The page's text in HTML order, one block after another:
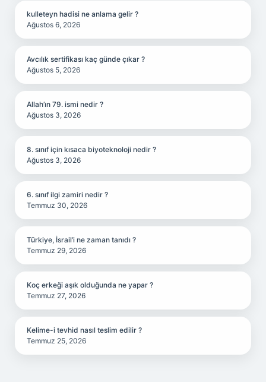
kulleteyn hadisi ne anlama gelir ?
Ağustos 6, 2026
Avcılık sertifikası kaç günde çıkar ?
Ağustos 5, 2026
Allah’ın 79. ismi nedir ?
Ağustos 3, 2026
8. sınıf için kısaca biyoteknoloji nedir ?
Ağustos 3, 2026
6. sınıf ilgi zamiri nedir ?
Temmuz 30, 2026
Türkiye, İsrail’i ne zaman tanıdı ?
Temmuz 29, 2026
Koç erkeği aşık olduğunda ne yapar ?
Temmuz 27, 2026
Kelime-i tevhid nasıl teslim edilir ?
Temmuz 25, 2026